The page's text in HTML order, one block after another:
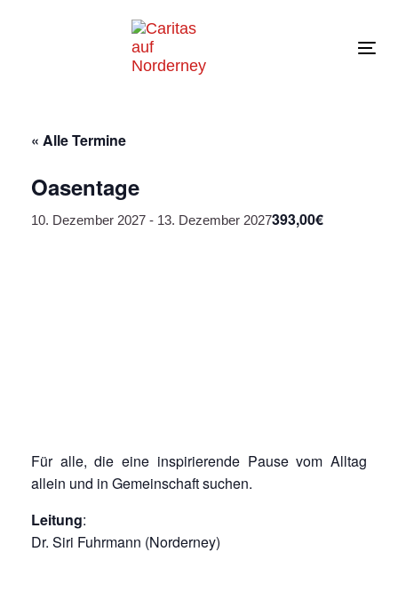
« Alle Termine
Oasentage
10. Dezember 2027 - 13. Dezember 2027393,00€
Für alle, die eine inspirierende Pause vom Alltag
allein und in Gemeinschaft suchen.
Leitung:
Dr. Siri Fuhrmann (Norderney)